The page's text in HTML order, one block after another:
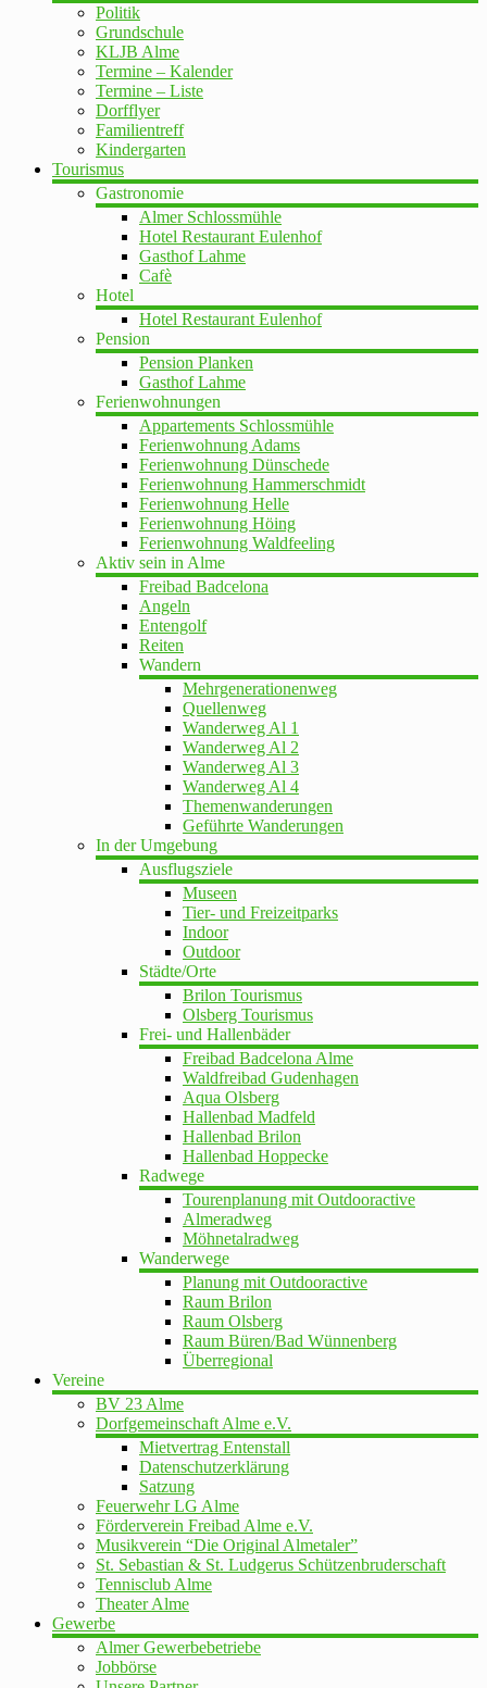
Politik
Grundschule
KLJB Alme
Termine – Kalender
Termine – Liste
Dorfflyer
Familientreff
Kindergarten
Tourismus
Gastronomie
Almer Schlossmühle
Hotel Restaurant Eulenhof
Gasthof Lahme
Cafè
Hotel
Hotel Restaurant Eulenhof
Pension
Pension Planken
Gasthof Lahme
Ferienwohnungen
Appartements Schlossmühle
Ferienwohnung Adams
Ferienwohnung Dünschede
Ferienwohnung Hammerschmidt
Ferienwohnung Helle
Ferienwohnung Höing
Ferienwohnung Waldfeeling
Aktiv sein in Alme
Freibad Badcelona
Angeln
Entengolf
Reiten
Wandern
Mehrgenerationenweg
Quellenweg
Wanderweg Al 1
Wanderweg Al 2
Wanderweg Al 3
Wanderweg Al 4
Themenwanderungen
Geführte Wanderungen
In der Umgebung
Ausflugsziele
Museen
Tier- und Freizeitparks
Indoor
Outdoor
Städte/Orte
Brilon Tourismus
Olsberg Tourismus
Frei- und Hallenbäder
Freibad Badcelona Alme
Waldfreibad Gudenhagen
Aqua Olsberg
Hallenbad Madfeld
Hallenbad Brilon
Hallenbad Hoppecke
Radwege
Tourenplanung mit Outdooractive
Almeradweg
Möhnetalradweg
Wanderwege
Planung mit Outdooractive
Raum Brilon
Raum Olsberg
Raum Büren/Bad Wünnenberg
Überregional
Vereine
BV 23 Alme
Dorfgemeinschaft Alme e.V.
Mietvertrag Entenstall
Datenschutzerklärung
Satzung
Feuerwehr LG Alme
Förderverein Freibad Alme e.V.
Musikverein “Die Original Almetaler”
St. Sebastian & St. Ludgerus Schützenbruderschaft
Tennisclub Alme
Theater Alme
Gewerbe
Almer Gewerbebetriebe
Jobbörse